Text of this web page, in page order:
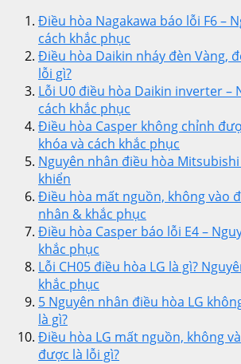
Điều hòa Nagakawa báo lỗi F6 –
cách khắc phục
Điều hòa Daikin nháy đèn Vàng,
lỗi gì?
Lỗi U0 điều hòa Daikin inverter –
cách khắc phục
Điều hòa Casper không chỉnh
khóa và cách khắc phục
Nguyên nhân điều hòa
khiển
Điều hòa mất nguồn, không vào
nhân & khắc phục
Điều hòa Casper báo lỗi E4 –
khắc phục
Lỗi CH05 điều hòa LG là gì?
khắc phục
5 Nguyên nhân điều hòa LG
là gì?
Điều hòa LG mất nguồn, không
được là lỗi gì?